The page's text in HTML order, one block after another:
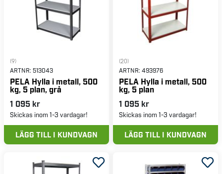
(9)
ARTNR: 513043
PELA Hylla i metall, 500
kg, 5 plan, grå
1 095 kr
Skickas inom 1-3 vardagar!
LÄGG TILL I KUNDVAGN
(20)
ARTNR: 493976
PELA Hylla i metall, 500
kg, 5 plan
1 095 kr
Skickas inom 1-3 vardagar!
LÄGG TILL I KUNDVAGN